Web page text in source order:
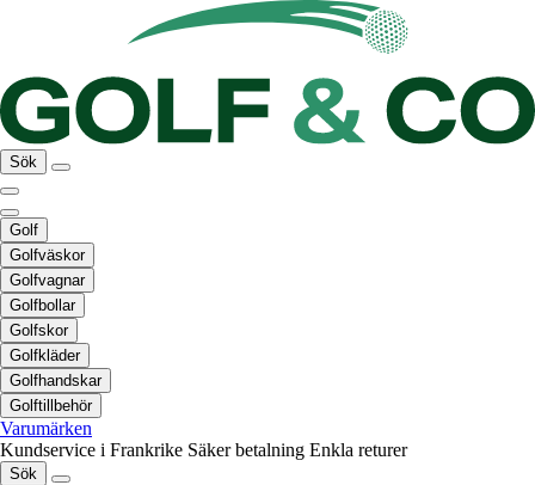
Sök
Golf
Golfväskor
Golfvagnar
Golfbollar
Golfskor
Golfkläder
Golfhandskar
Golftillbehör
Varumärken
Kundservice i Frankrike Säker betalning Enkla returer
Sök